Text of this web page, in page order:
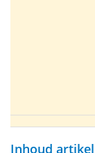
Inhoud artikel